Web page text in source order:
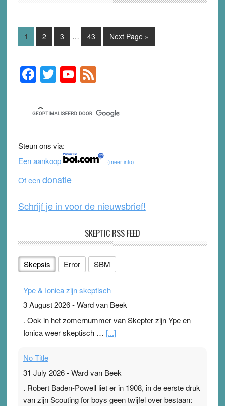
Page
1 Page
2 Page
3
pages
… Page
43
Go
to
Next Page »
Primary
Sidebar
F
a
c
e
b
o
o
k
T
wi
tt
er
Y
o
u
T
b
e
F
e
d
Steun ons via:
Een aankoop
(meer info)
Of eendonatie
Schrijf je in voor de nieuwsbrief!
SKEPTIC RSS FEED
Skepsis Error SBM
Ype & Ionica zijn skeptisch
3 August 2026-Ward van Beek
. Ook in het zomernummer van Skepter zijn Ype en
Ionica weer skeptisch … [...]
No Title
31 July 2026-Ward van Beek
. Robert Baden-Powell liet er in 1908, in de eerste druk
van zijn Scouting for boys geen twijfel over bestaan: